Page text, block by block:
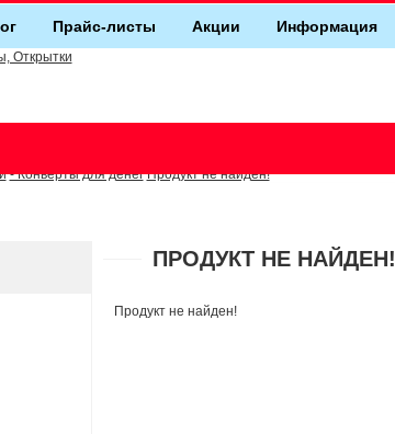
Прайс-листы Акции Информация
- Конверты для денег Продукт не найден!
ПРОДУКТ НЕ НАЙДЕН!
Продукт не найден!